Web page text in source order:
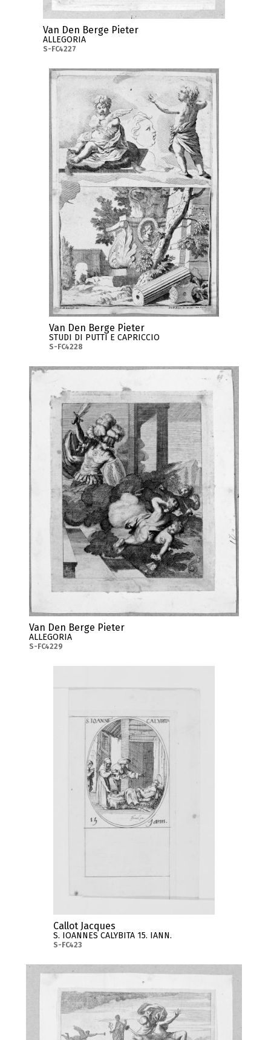
Van Den Berge Pieter
ALLEGORIA
S-FC4227
Van Den Berge Pieter
STUDI DI PUTTI E CAPRICCIO
S-FC4228
Van Den Berge Pieter
ALLEGORIA
S-FC4229
Callot Jacques
S. IOANNES CALYBITA 15. IANN.
S-FC423